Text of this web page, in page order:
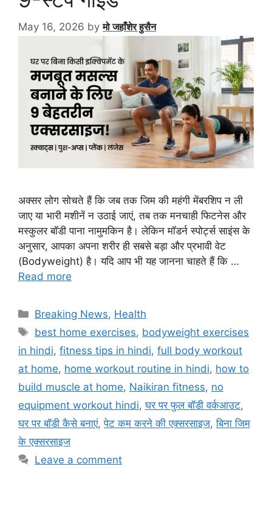
May 16, 2026 byमो जहाँशेर हुसैन
अक्सर लोग सोचते हैं कि जब तक जिम की महंगी मेंबरशिप न ली
जाए या भारी मशीनें न उठाई जाएं, तब तक मनचाही फिटनेस और
मस्कुलर बॉडी पाना नामुमकिन है। लेकिन मॉडर्न स्पोर्ट्स साइंस के
अनुसार, आपका अपना शरीर ही सबसे बड़ा और प्रभावी वेट
(Bodyweight) है। यदि आप भी यह जानना चाहते हैं कि …
Read more
Categories
Breaking News, Health
Tags
best home exercises, bodyweight exercises
in hindi, fitness tips in hindi, full body workout
at home, home workout routine in hindi, how to
build muscle at home, Naikiran fitness, no
equipment workout hindi,घर पर फुल बॉडी वर्कआउट,
घर पर बॉडी कैसे बनाएं,पेट कम करने की एक्सरसाइज,बिना जिम
के एक्सरसाइज
Leave a comment